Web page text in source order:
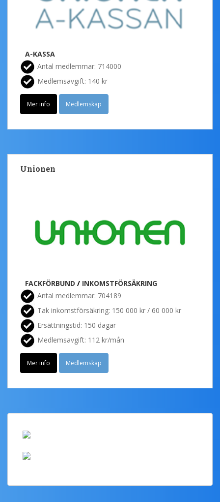
A-KASSA
Antal medlemmar: 714000
Medlemsavgift: 140 kr
Mer info Medlemskap
Unionen
FACKFÖRBUND / INKOMSTFÖRSÄKRING
Antal medlemmar: 704189
Tak inkomstförsäkring: 150 000 kr / 60 000 kr
Ersättningstid: 150 dagar
Medlemsavgift: 112 kr/mån
Mer info Medlemskap